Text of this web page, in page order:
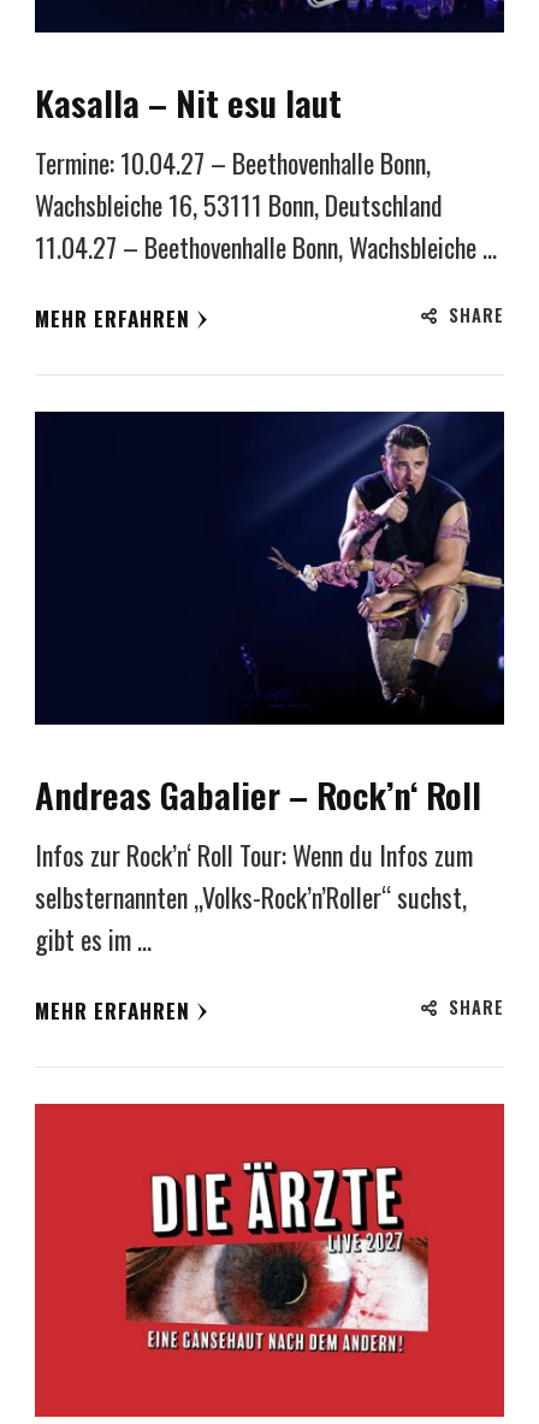
Kasalla – Nit esu laut
Termine: 10.04.27 – Beethovenhalle Bonn,
Wachsbleiche 16, 53111 Bonn, Deutschland
11.04.27 – Beethovenhalle Bonn, Wachsbleiche …
MEHR ERFAHREN SHARE
Andreas Gabalier – Rock’n‘ Roll
Infos zur Rock’n‘ Roll Tour: Wenn du Infos zum
selbsternannten „Volks-Rock’n’Roller“ suchst,
gibt es im …
MEHR ERFAHREN SHARE